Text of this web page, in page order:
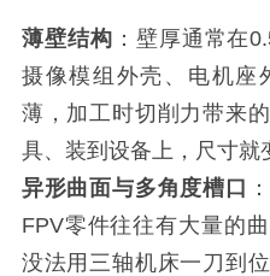
薄壁结构 ：壁厚通常在
摄像模组外壳、电机座
薄，加工时切削力带来
具、装到设备上，尺寸就
异形曲面与多角度槽口
FPV零件往往有大量的
没法用三轴机床一刀到